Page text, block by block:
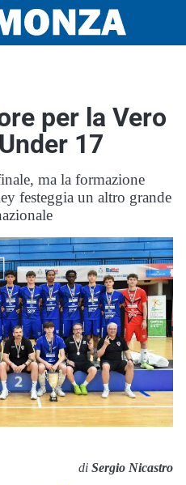
per la Vero
17
ma la formazione
festeggia un altro grande
di Sergio Nicastro